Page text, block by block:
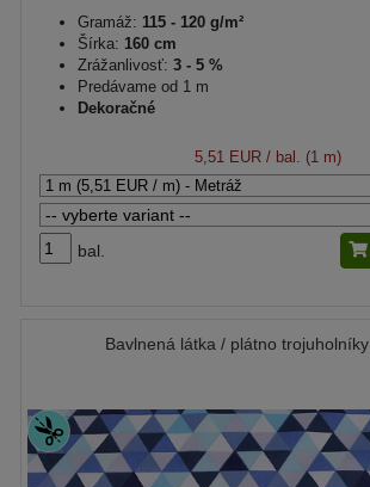
Gramáž: 115 - 120 g/m²
Šírka: 160 cm
Zrážanlivosť: 3 - 5 %
Predávame od 1 m
Dekoračné
5,51 EUR/ bal. (1 m)
bal.
Bavlnená látka / plátno